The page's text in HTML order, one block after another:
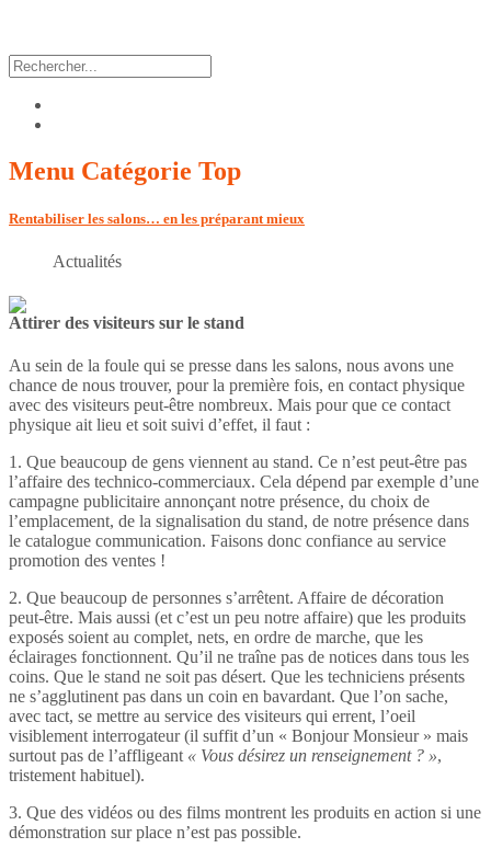
Menu Catégorie Top
Rentabiliser les salons… en les préparant mieux
Actualités
Attirer des visiteurs sur le stand
Au sein de la foule qui se presse dans les salons, nous avons une
chance de nous trouver, pour la première fois, en contact physique
avec des visiteurs peut-être nombreux. Mais pour que ce contact
physique ait lieu et soit suivi d’effet, il faut :
1. Que beaucoup de gens viennent au stand. Ce n’est peut-être pas
l’affaire des technico-commerciaux. Cela dépend par exemple d’une
campagne publicitaire annonçant notre présence, du choix de
l’emplacement, de la signalisation du stand, de notre présence dans
le catalogue communication. Faisons donc confiance au service
promotion des ventes !
2. Que beaucoup de personnes s’arrêtent. Affaire de décoration
peut-être. Mais aussi (et c’est un peu notre affaire) que les produits
exposés soient au complet, nets, en ordre de marche, que les
éclairages fonctionnent. Qu’il ne traîne pas de notices dans tous les
coins. Que le stand ne soit pas désert. Que les techniciens présents
ne s’agglutinent pas dans un coin en bavardant. Que l’on sache,
avec tact, se mettre au service des visiteurs qui errent, l’oeil
visiblement interrogateur (il suffit d’un « Bonjour Monsieur » mais
surtout pas de l’affligeant « Vous désirez un renseignement ? »,
tristement habituel).
3. Que des vidéos ou des films montrent les produits en action si une
démonstration sur place n’est pas possible.